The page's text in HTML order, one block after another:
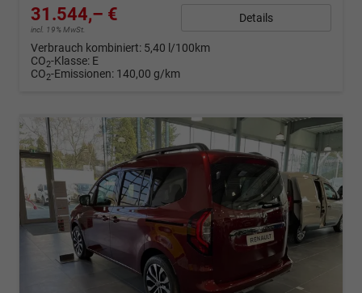
31.544,– €
incl. 19% MwSt.
Details
Verbrauch kombiniert: 5,40 l/100km
CO2-Klasse: E
CO2-Emissionen: 140,00 g/km